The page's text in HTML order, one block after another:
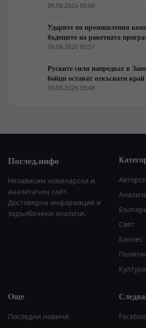
режим в Балтика
09.08.2026 06:06
Ударите по промишления
бъдещето на ракетната
09.08.2026 05:57
Руските сили напредват в
бойци остават откъснати
09.08.2026 05:48
Поглед.инфо
Независим новинарски и
аналитичен сайт.
Достоверна информация и
задълбочени анализи.
Свят
Бизнес
Култура
Още
Последни новини